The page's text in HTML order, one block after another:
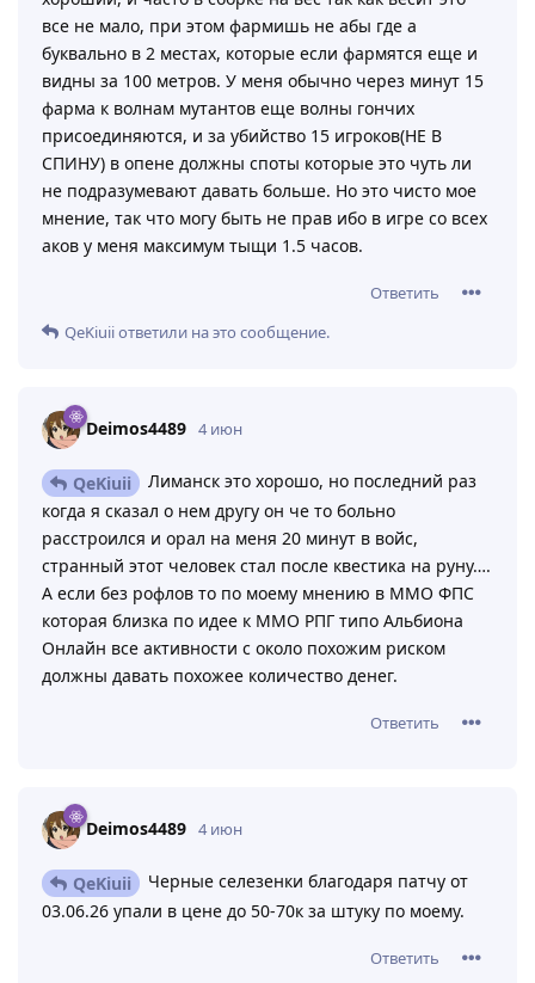
все не мало, при этом фармишь не абы где а
буквально в 2 местах, которые если фармятся еще и
видны за 100 метров. У меня обычно через минут 15
фарма к волнам мутантов еще волны гончих
присоединяются, и за убийство 15 игроков(НЕ В
СПИНУ) в опене должны споты которые это чуть ли
не подразумевают давать больше. Но это чисто мое
мнение, так что могу быть не прав ибо в игре со всех
аков у меня максимум тыщи 1.5 часов.
Ответить
QeKiuiiответили на это сообщение.
Deimos4489 4 июн
QeKiuii
Лиманск это хорошо, но последний раз
когда я сказал о нем другу он че то больно
расстроился и орал на меня 20 минут в войс,
странный этот человек стал после квестика на руну….
А если без рофлов то по моему мнению в ММО ФПС
которая близка по идее к ММО РПГ типо Альбиона
Онлайн все активности с около похожим риском
должны давать похожее количество денег.
Ответить
Deimos4489 4 июн
QeKiuii
Черные селезенки благодаря патчу от
03.06.26 упали в цене до 50-70к за штуку по моему.
Ответить